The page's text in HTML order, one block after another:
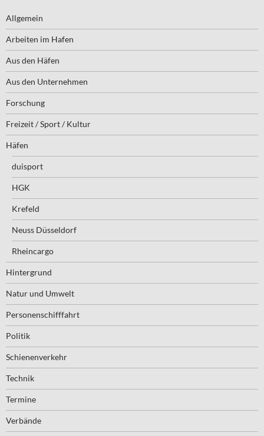
Allgemein
Arbeiten im Hafen
Aus den Häfen
Aus den Unternehmen
Forschung
Freizeit / Sport / Kultur
Häfen
duisport
HGK
Krefeld
Neuss Düsseldorf
Rheincargo
Hintergrund
Natur und Umwelt
Personenschifffahrt
Politik
Schienenverkehr
Technik
Termine
Verbände